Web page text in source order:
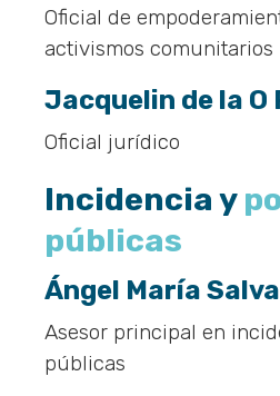
Oficial de
activismos comunitarios
Jacquelin de la O
Oficial jurídico
Incidencia y
públicas
Ángel María
Asesor principal en
públicas